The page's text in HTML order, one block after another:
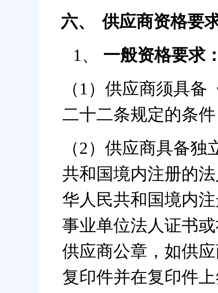
六、
供应商资格要
1、 一般资格要求
（1）供应商须具
二十二条规定的条
（2）供应商具备
共和国境内注册的
华人民共和国境内
事业单位法人证书
供应商公章，如供
复印件并在复印件